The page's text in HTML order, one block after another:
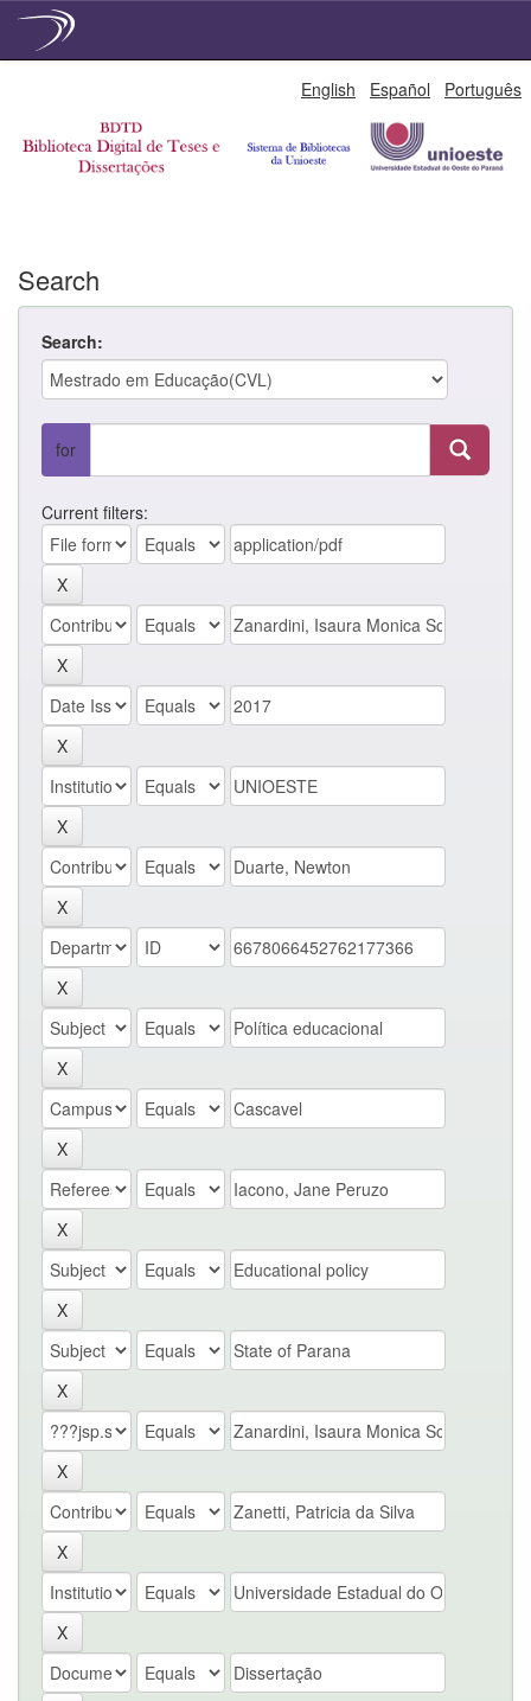
English Español Português
Search
Search:
for
Current filters: